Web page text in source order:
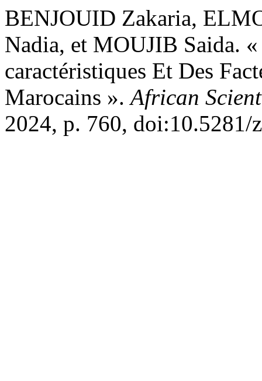
BENJOUID Zakaria,
Nadia, et MOUJIB Saida.
caractéristiques Et Des
Marocains ».African
2024, p. 760, doi:10.5281/